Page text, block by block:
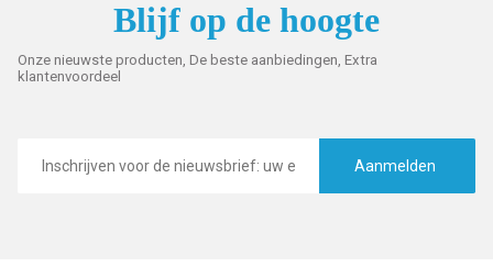
Blijf op de hoogte
Onze nieuwste producten, De beste aanbiedingen, Extra
klantenvoordeel
mailadres
Aanmelden